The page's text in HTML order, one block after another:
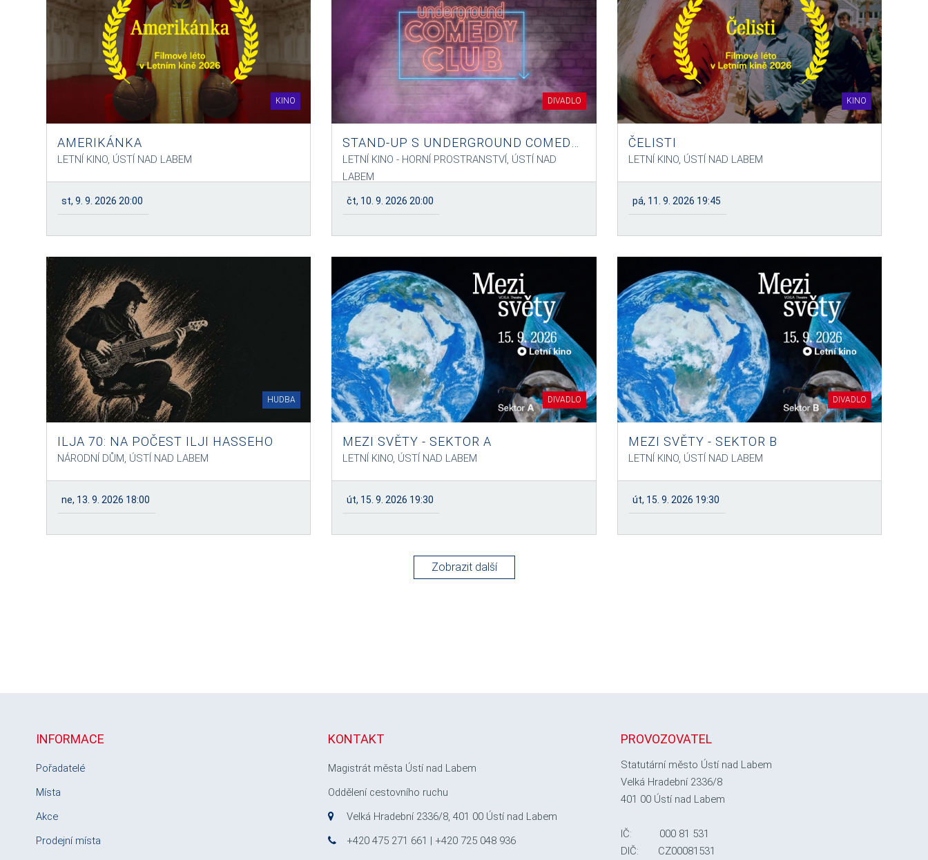
KINO
AMERIKÁNKA
LETNÍ KINO, ÚSTÍ NAD LABEM
st, 9. 9. 2026 20:00
DIVADLO
LETNÍ KINO - HORNÍ PROSTRANSTVÍ, ÚSTÍ NAD
LABEM
čt, 10. 9. 2026 20:00
KINO
ČELISTI
LETNÍ KINO, ÚSTÍ NAD LABEM
pá, 11. 9. 2026 19:45
HUDBA
ILJA 70: NA POČEST ILJI HASSEHO
NÁRODNÍ DŮM, ÚSTÍ NAD LABEM
ne, 13. 9. 2026 18:00
DIVADLO
MEZI SVĚTY - SEKTOR A
LETNÍ KINO, ÚSTÍ NAD LABEM
út, 15. 9. 2026 19:30
DIVADLO
MEZI SVĚTY - SEKTOR B
LETNÍ KINO, ÚSTÍ NAD LABEM
út, 15. 9. 2026 19:30
Zobrazit další
INFORMACE
Pořadatelé
Místa
Akce
Prodejní místa
KONTAKT
Magistrát města Ústí nad Labem
Oddělení cestovního ruchu
Velká Hradební 2336/8, 401 00 Ústí nad Labem
+420 475 271 661 | +420 725 048 936
PROVOZOVATEL
Statutární město Ústí nad Labem
Velká Hradební 2336/8
401 00 Ústí nad Labem
IČ: 000 81 531
DIČ: CZ00081531